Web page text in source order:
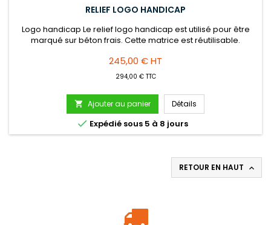
RELIEF LOGO HANDICAP
Logo handicap Le relief logo handicap est utilisé pour être
marqué sur béton frais. Cette matrice est réutilisable.
Prix
245,00 € HT
294,00 € TTC
 Ajouter au panier Détails
 Expédié sous 5 à 8 jours
RETOUR EN HAUT 